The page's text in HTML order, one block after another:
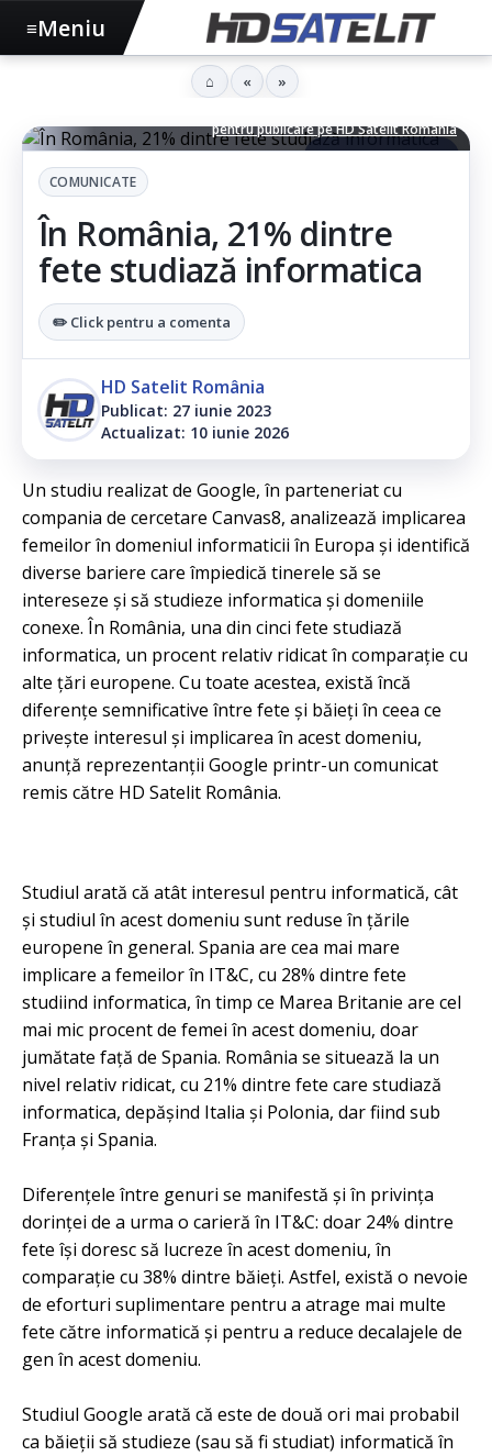
pentru publicare pe HD Satelit România
▶ Ascultă articolul
COMUNICATE
În România, 21% dintre
fete studiază informatica
✏️ Click pentru a comenta
HD Satelit România
Publicat: 27 iunie 2023
Actualizat: 10 iunie 2026
Un studiu realizat de Google, în parteneriat cu
compania de cercetare Canvas8, analizează implicarea
femeilor în domeniul informaticii în Europa și identifică
diverse bariere care împiedică tinerele să se
intereseze și să studieze informatica și domeniile
conexe. În România, una din cinci fete studiază
informatica, un procent relativ ridicat în comparație cu
alte țări europene. Cu toate acestea, există încă
diferențe semnificative între fete și băieți în ceea ce
privește interesul și implicarea în acest domeniu,
anunță reprezentanții Google printr-un comunicat
remis către HD Satelit România.
Studiul arată că atât interesul pentru informatică, cât
și studiul în acest domeniu sunt reduse în țările
europene în general. Spania are cea mai mare
implicare a femeilor în IT&C, cu 28% dintre fete
studiind informatica, în timp ce Marea Britanie are cel
mai mic procent de femei în acest domeniu, doar
jumătate față de Spania. România se situează la un
nivel relativ ridicat, cu 21% dintre fete care studiază
informatica, depășind Italia și Polonia, dar fiind sub
Franța și Spania.
Diferențele între genuri se manifestă și în privința
dorinței de a urma o carieră în IT&C: doar 24% dintre
fete își doresc să lucreze în acest domeniu, în
comparație cu 38% dintre băieți. Astfel, există o nevoie
de eforturi suplimentare pentru a atrage mai multe
fete către informatică și pentru a reduce decalajele de
gen în acest domeniu.
Studiul Google arată că este de două ori mai probabil
ca băieții să studieze (sau să fi studiat) informatică în
≡Meniu
⌂ « »